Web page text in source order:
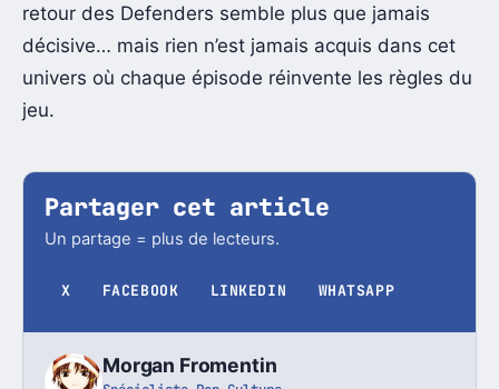
retour des Defenders semble plus que jamais
décisive… mais rien n’est jamais acquis dans cet
univers où chaque épisode réinvente les règles du
jeu.
Partager cet article
Un partage = plus de lecteurs.
X FACEBOOK LINKEDIN WHATSAPP
Morgan Fromentin